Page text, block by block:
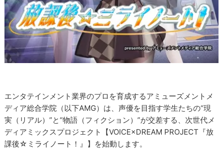
エンタテインメント業界のプロを育成するアミューズメントメ
ディア総合学院（以下AMG）は、声優を目指す学生たちの“現
実（リアル）”と“物語（フィクション）”が交差する、次世代メ
ディアミックスプロジェクト【VOICE×DREAM PROJECT『放
課後☆ミライノート！』】を始動します。